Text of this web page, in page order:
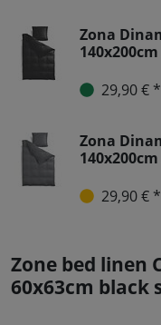
Zona
29,90 € *
Zona
29,90 € *
Zone bed linen
60x63cm black